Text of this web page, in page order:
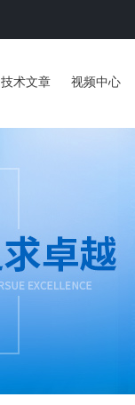
技术文章 视频中心